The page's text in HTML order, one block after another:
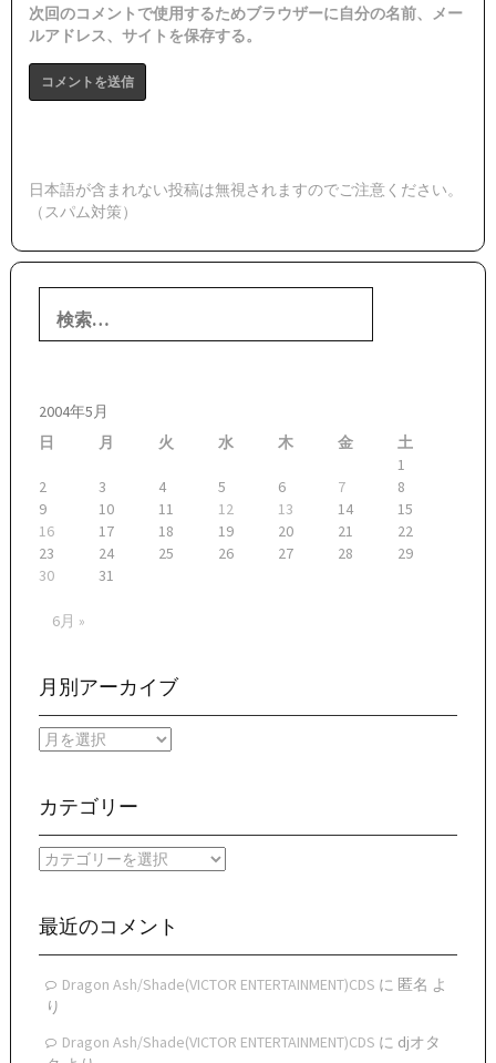
次回のコメントで使用するためブラウザーに自分の名前、メー
ルアドレス、サイトを保存する。
日本語が含まれない投稿は無視されますのでご注意ください。
（スパム対策）
索:
2004年5月
日
月 火 水 木 金
土
1
2
3 4 5 6 7
8
9
10 11 12 13 14
15
16
17 18 19 20 21
22
23
24 25 26 27 28
29
30
31
6月 »
月別アーカイブ
月
ー
イ
ブ
カテゴリー
カ
リ
最近のコメント
Dragon Ash/Shade(VICTOR ENTERTAINMENT)CDS に 匿名 よ
り
Dragon Ash/Shade(VICTOR ENTERTAINMENT)CDS に djオタ